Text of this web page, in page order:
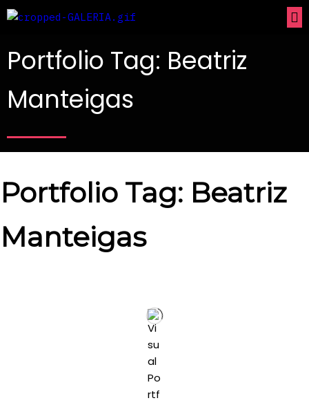
Portfolio Tag: Beatriz
Manteigas
Portfolio Tag: Beatriz
Manteigas